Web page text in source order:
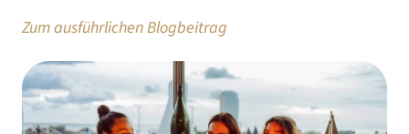
Zum ausführlichen Blogbeitrag